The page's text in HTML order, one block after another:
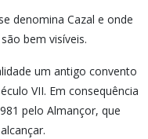
denomina Cazal e onde
bem visíveis.
um antigo convento
VII. Em consequência
pelo Almançor, que